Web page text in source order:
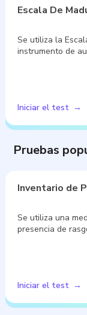
Escala De
Se utiliza la
instrumento de
Iniciar el test
Pruebas
Inventario de
Se utiliza una
presencia de
Iniciar el test